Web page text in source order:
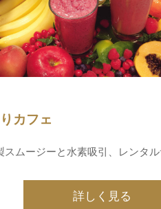
カフェ
スムージーと水素吸引、レンタ
詳しく見る